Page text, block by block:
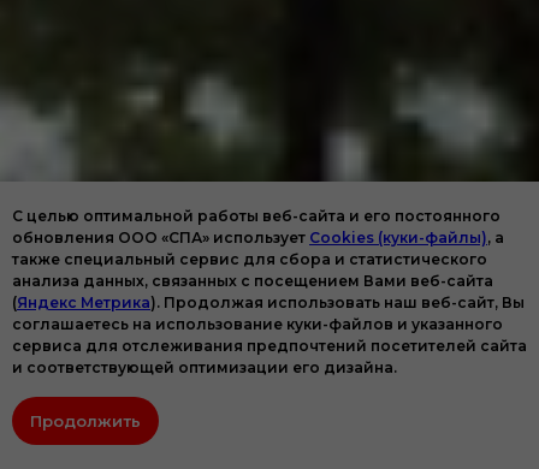
С целью оптимальной работы веб-сайта и его постоянного
обновления ООО «СПА» использует Cookies (куки-файлы), а
также специальный сервис для сбора и статистического
анализа данных, связанных с посещением Вами веб-сайта
(Яндекс Метрика). Продолжая использовать наш веб-сайт, Вы
соглашаетесь на использование куки-файлов и указанного
сервиса для отслеживания предпочтений посетителей сайта
и соответствующей оптимизации его дизайна.
Продолжить
Онлайн